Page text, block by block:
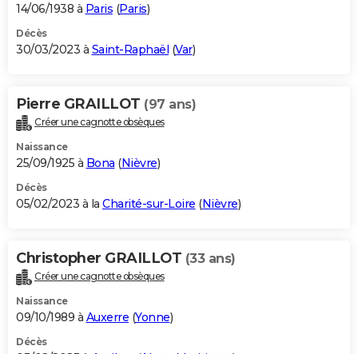
14/06/1938 à Paris (Paris)
Décès
30/03/2023 à Saint-Raphaël (Var)
Pierre GRAILLOT (97 ans)
Créer une cagnotte obsèques
Naissance
25/09/1925 à Bona (Nièvre)
Décès
05/02/2023 à la Charité-sur-Loire (Nièvre)
Christopher GRAILLOT (33 ans)
Créer une cagnotte obsèques
Naissance
09/10/1989 à Auxerre (Yonne)
Décès